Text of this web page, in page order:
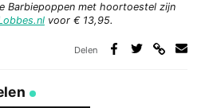
Barbiepoppen met hoortoestel zijn
voor € 13,95.
Delen